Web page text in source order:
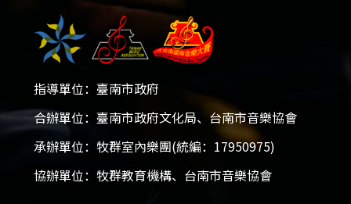
2026大台南國際音樂大賽
2025-12-05 - 2026-01-18
開放報名！
指導單位：臺南市政府
合辦單位：臺南市政府文化局、台南市音樂協會
承辦單位：牧群室內樂團(統編：17950975)
協辦單位：牧群教育機構、台南市音樂協會